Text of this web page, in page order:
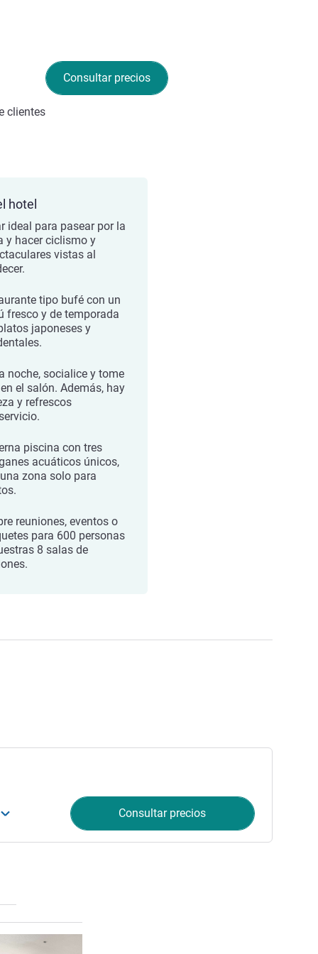
Consultar precios
clientes
hotel
ideal para pasear por la
y hacer ciclismo y
vistas al
tipo bufé con un
fresco y de temporada
japoneses y
noche, socialice y tome
el salón. Además, hay
y refrescos
piscina con tres
acuáticos únicos,
zona solo para
reuniones, eventos o
para 600 personas
8 salas de
Consultar precios